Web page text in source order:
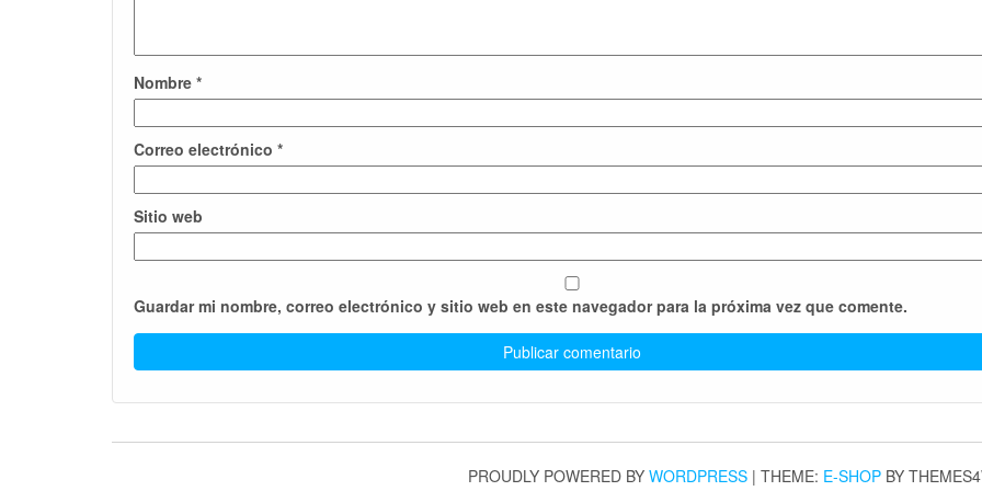
Nombre *
Correo electrónico *
Sitio web
Guardar mi nombre, correo electrónico y sitio web en este navegador para la próxima vez que comente.
PROUDLY POWERED BY WORDPRESS | THEME: E-SHOP BY